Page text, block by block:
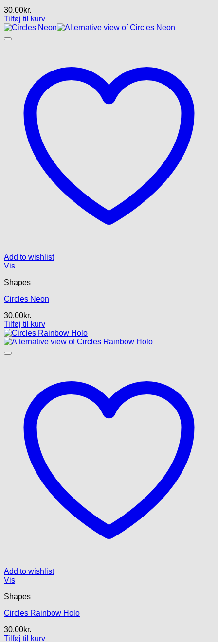
30.00kr.
Tilføj til kurv
Add to wishlist
Vis
Shapes
Circles Neon
30.00kr.
Tilføj til kurv
Add to wishlist
Vis
Shapes
Circles Rainbow Holo
30.00kr.
Tilføj til kurv